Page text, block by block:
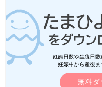
妊娠日数や生後日
妊娠中から産後ま
無料ダ